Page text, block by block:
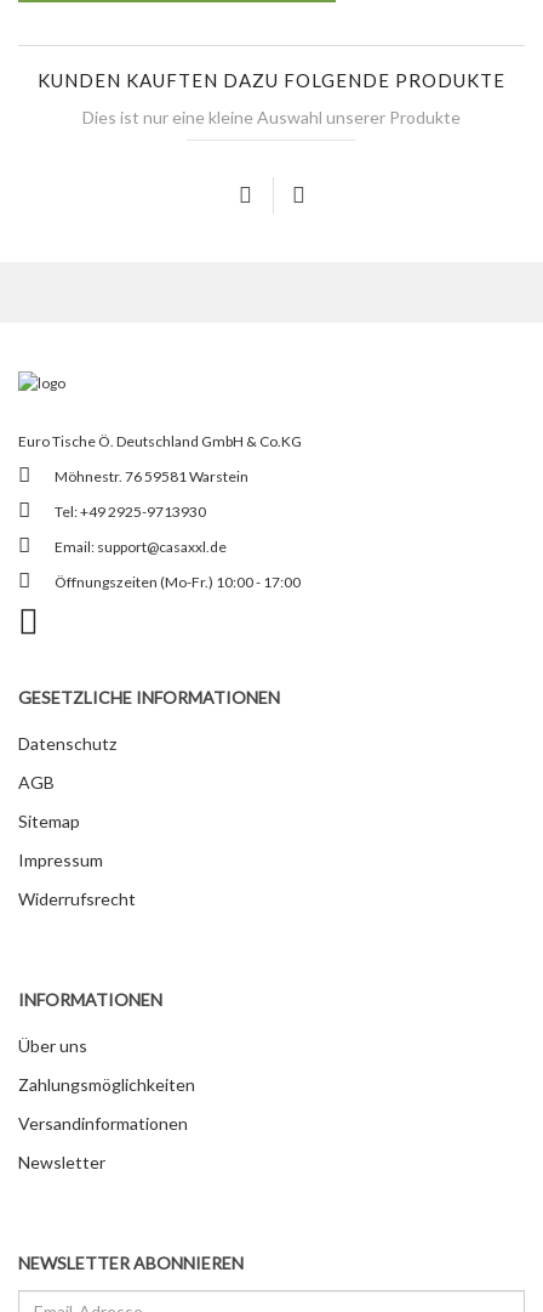
KUNDEN KAUFTEN DAZU FOLGENDE PRODUKTE
Dies ist nur eine kleine Auswahl unserer Produkte
Euro Tische Ö. Deutschland GmbH & Co.KG
Möhnestr. 76 59581 Warstein
Tel: +49 2925-9713930
Email: support@casaxxl.de
Öffnungszeiten (Mo-Fr.) 10:00 - 17:00
GESETZLICHE INFORMATIONEN
Datenschutz
AGB
Sitemap
Impressum
Widerrufsrecht
INFORMATIONEN
Über uns
Zahlungsmöglichkeiten
Versandinformationen
Newsletter
NEWSLETTER ABONNIEREN